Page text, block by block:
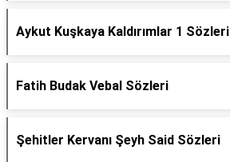
Aykut Kuşkaya Kaldırımlar 1 Sözleri
Fatih Budak Vebal Sözleri
Şehitler Kervanı Şeyh Said Sözleri